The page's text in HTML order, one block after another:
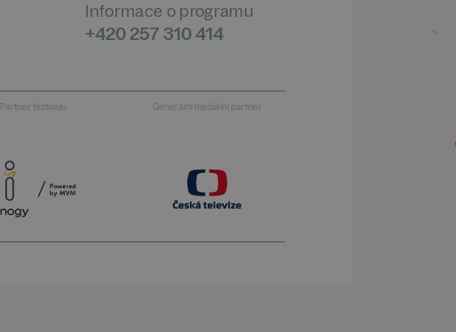
Informace o programu
+420 257 310 414
Partner festivalu Generální mediální partner